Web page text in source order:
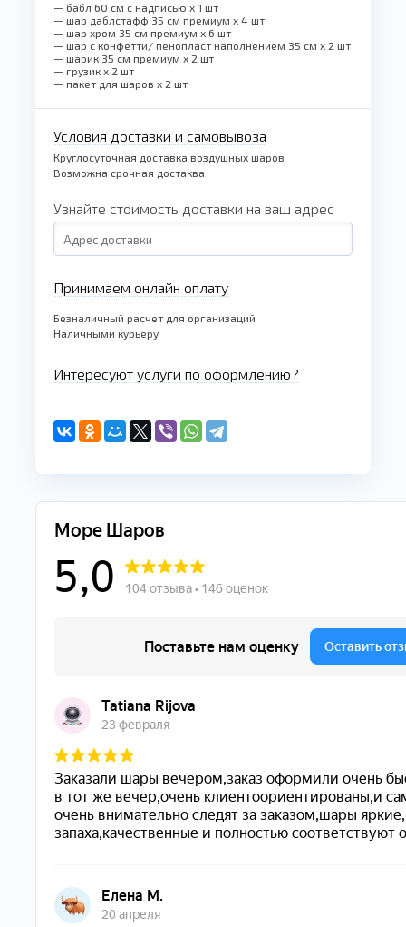
— бабл 60 см с надписью x 1 шт
— шар даблстафф 35 см премиум x 4 шт
— шар хром 35 см премиум x 6 шт
— шар с конфетти/ пенопласт наполнением 35 см x 2 шт
— шарик 35 см премиум x 2 шт
— грузик x 2 шт
— пакет для шаров x 2 шт
Условия доставки и самовывоза
Круглосуточная доставка воздушных шаров
Возможна срочная достаква
Узнайте стоимость доставки на ваш адрес
Принимаем онлайн оплату
Безналичный расчет для организаций
Наличными курьеру
Интересуют услуги по оформлению?